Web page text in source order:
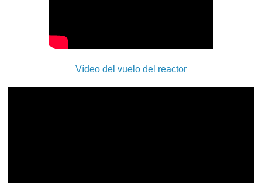
Vídeo del vuelo del reactor